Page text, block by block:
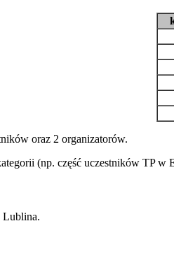
oraz 2 organizatorów.
(np. część uczestników TP w
Lublina.